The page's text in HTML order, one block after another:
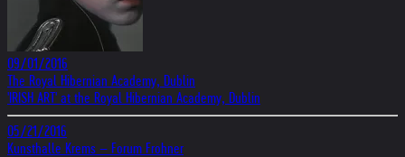
09/01/2016
The Royal Hibernian Academy, Dublin
'IRISH ART' at the Royal Hibernian Academy, Dublin
05/21/2016
Kunsthalle Krems – Forum Frohner